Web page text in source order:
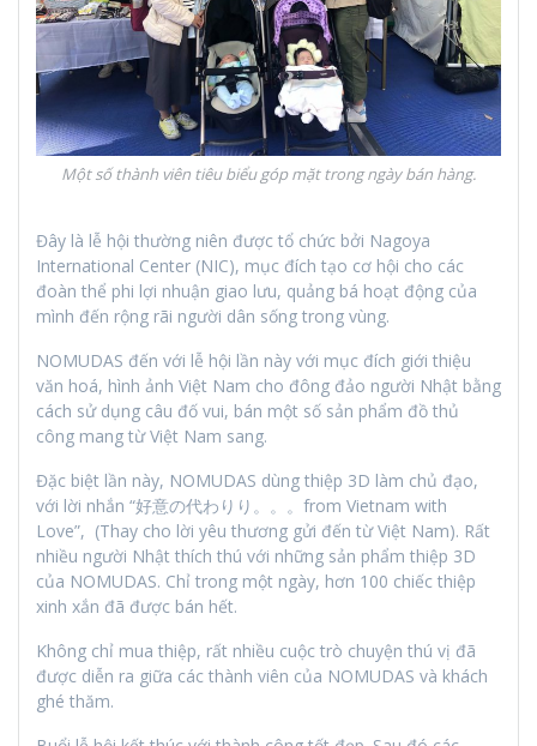
Một số thành viên tiêu biểu góp mặt trong ngày bán hàng.
Đây là lễ hội thường niên được tổ chức bởi Nagoya
International Center (NIC), mục đích tạo cơ hội cho các
đoàn thể phi lợi nhuận giao lưu, quảng bá hoạt động của
mình đến rộng rãi người dân sống trong vùng.
NOMUDAS đến với lễ hội lần này với mục đích giới thiệu
văn hoá, hình ảnh Việt Nam cho đông đảo người Nhật bằng
cách sử dụng câu đố vui, bán một số sản phẩm đồ thủ
công mang từ Việt Nam sang.
Đặc biệt lần này, NOMUDAS dùng thiệp 3D làm chủ đạo,
với lời nhắn “好意の代わりり。。。from Vietnam with
Love”, (Thay cho lời yêu thương gửi đến từ Việt Nam). Rất
nhiều người Nhật thích thú với những sản phẩm thiệp 3D
của NOMUDAS. Chỉ trong một ngày, hơn 100 chiếc thiệp
xinh xắn đã được bán hết.
Không chỉ mua thiệp, rất nhiều cuộc trò chuyện thú vị đã
được diễn ra giữa các thành viên của NOMUDAS và khách
ghé thăm.